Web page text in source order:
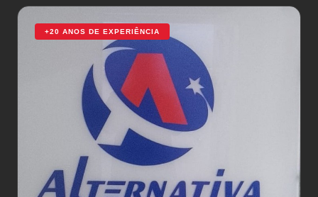
+20 ANOS DE EXPERIÊNCIA